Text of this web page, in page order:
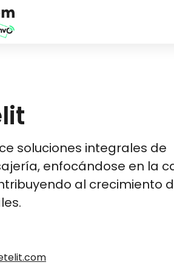
soluciones integrales de
enfocándose en la
al crecimiento